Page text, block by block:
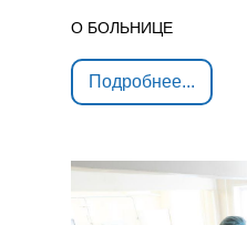
О БОЛЬНИЦЕ
Подробнее...